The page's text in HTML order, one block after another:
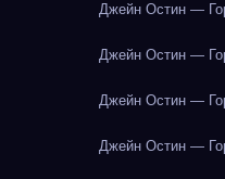
Джейн Остин —
Джейн Остин —
Джейн Остин —
Джейн Остин —